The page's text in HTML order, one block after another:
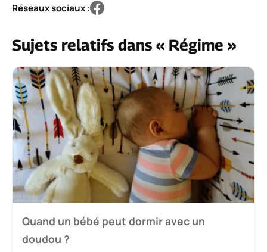
Réseaux sociaux :
Sujets relatifs dans « Régime »
Quand un bébé peut dormir avec un
doudou ?